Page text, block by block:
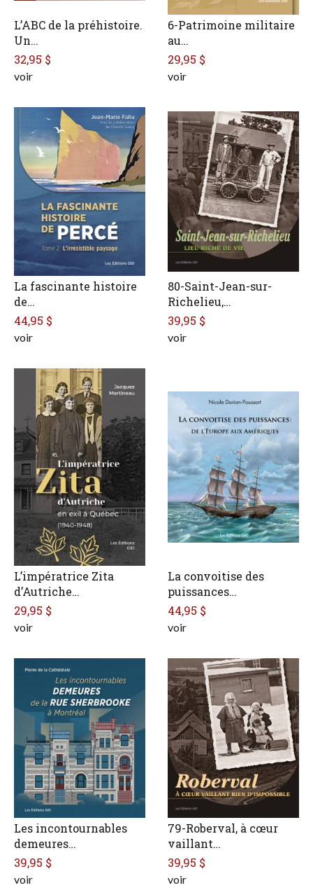
L’ABC de la préhistoire.
Un…
32,95 $
voir
6-Patrimoine militaire
au…
29,95 $
voir
La fascinante histoire
de…
44,95 $
voir
80-Saint-Jean-sur-
Richelieu,…
39,95 $
voir
L’impératrice Zita
d’Autriche…
29,95 $
voir
La convoitise des
puissances…
44,95 $
voir
Les incontournables
demeures…
39,95 $
voir
79-Roberval, à cœur
vaillant…
39,95 $
voir